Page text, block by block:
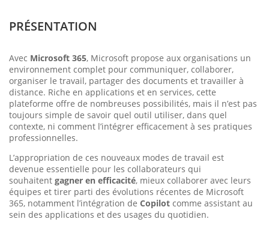
PRÉSENTATION
Avec Microsoft 365, Microsoft propose aux organisations un
environnement complet pour communiquer, collaborer,
organiser le travail, partager des documents et travailler à
distance. Riche en applications et en services, cette
plateforme offre de nombreuses possibilités, mais il n’est pas
toujours simple de savoir quel outil utiliser, dans quel
contexte, ni comment l’intégrer efficacement à ses pratiques
professionnelles.
L’appropriation de ces nouveaux modes de travail est
devenue essentielle pour les collaborateurs qui
souhaitent gagner en efficacité, mieux collaborer avec leurs
équipes et tirer parti des évolutions récentes de Microsoft
365, notamment l’intégration de Copilot comme assistant au
sein des applications et des usages du quotidien.